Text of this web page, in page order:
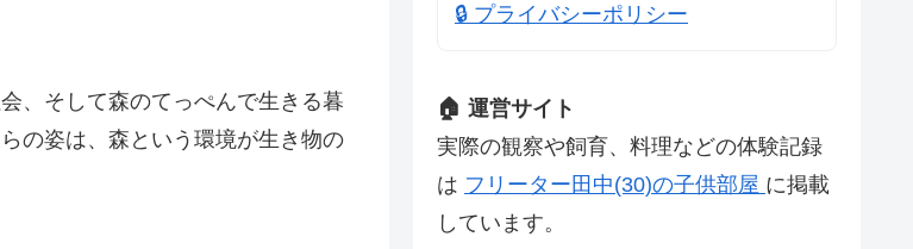
、そして森のてっぺんで生きる暮
の姿は、森という環境が生き物の
🔒 プライバシーポリシー
🏠 運営サイト
実際の観察や飼育、料理などの体験記録
は フリーター田中(30)の子供部屋 に掲載
しています。